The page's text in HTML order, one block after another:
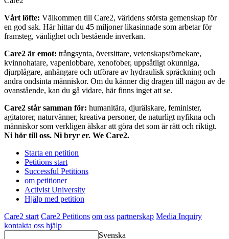
Vårt löfte: Välkommen till Care2, världens största gemenskap för
en god sak. Här hittar du 45 miljoner likasinnade som arbetar för
framsteg, vänlighet och bestående inverkan.
Care2 är emot: trångsynta, översittare, vetenskapsförnekare,
kvinnohatare, vapenlobbare, xenofober, uppsåtligt okunniga,
djurplågare, anhängare och utförare av hydraulisk spräckning och
andra ondsinta människor. Om du känner dig dragen till någon av de
ovanstående, kan du gå vidare, här finns inget att se.
Care2 står samman för: humanitära, djurälskare, feminister,
agitatorer, naturvänner, kreativa personer, de naturligt nyfikna och
människor som verkligen älskar att göra det som är rätt och riktigt.
Ni hör till oss. Ni bryr er. We Care2.
Starta en petition
Petitions start
Successful Petitions
om petitioner
Activist University
Hjälp med petition
Care2 start Care2 Petitions om oss partnerskap Media Inquiry
kontakta oss hjälp
Svenska